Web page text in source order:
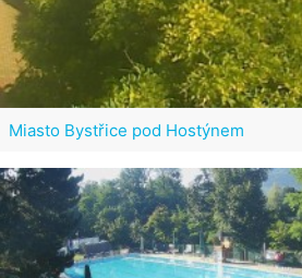
Miasto Bystřice pod Hostýnem